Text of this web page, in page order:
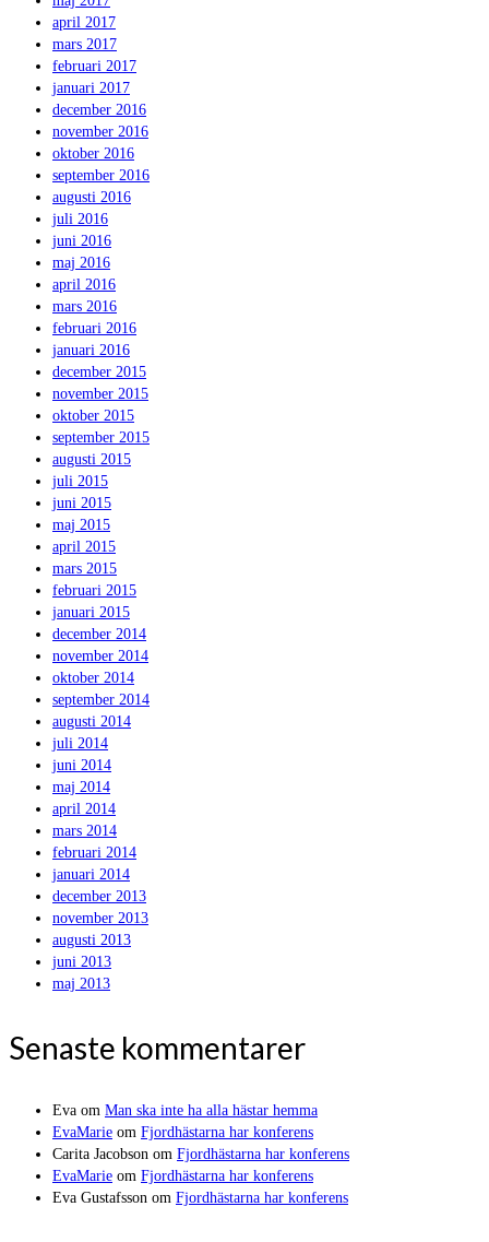
april 2017
mars 2017
februari 2017
januari 2017
december 2016
november 2016
oktober 2016
september 2016
augusti 2016
juli 2016
juni 2016
maj 2016
april 2016
mars 2016
februari 2016
januari 2016
december 2015
november 2015
oktober 2015
september 2015
augusti 2015
juli 2015
juni 2015
maj 2015
april 2015
mars 2015
februari 2015
januari 2015
december 2014
november 2014
oktober 2014
september 2014
augusti 2014
juli 2014
juni 2014
maj 2014
april 2014
mars 2014
februari 2014
januari 2014
december 2013
november 2013
augusti 2013
juni 2013
maj 2013
Senaste kommentarer
Eva om Man ska inte ha alla hästar hemma
EvaMarie om Fjordhästarna har konferens
Carita Jacobson om Fjordhästarna har konferens
EvaMarie om Fjordhästarna har konferens
Eva Gustafsson om Fjordhästarna har konferens